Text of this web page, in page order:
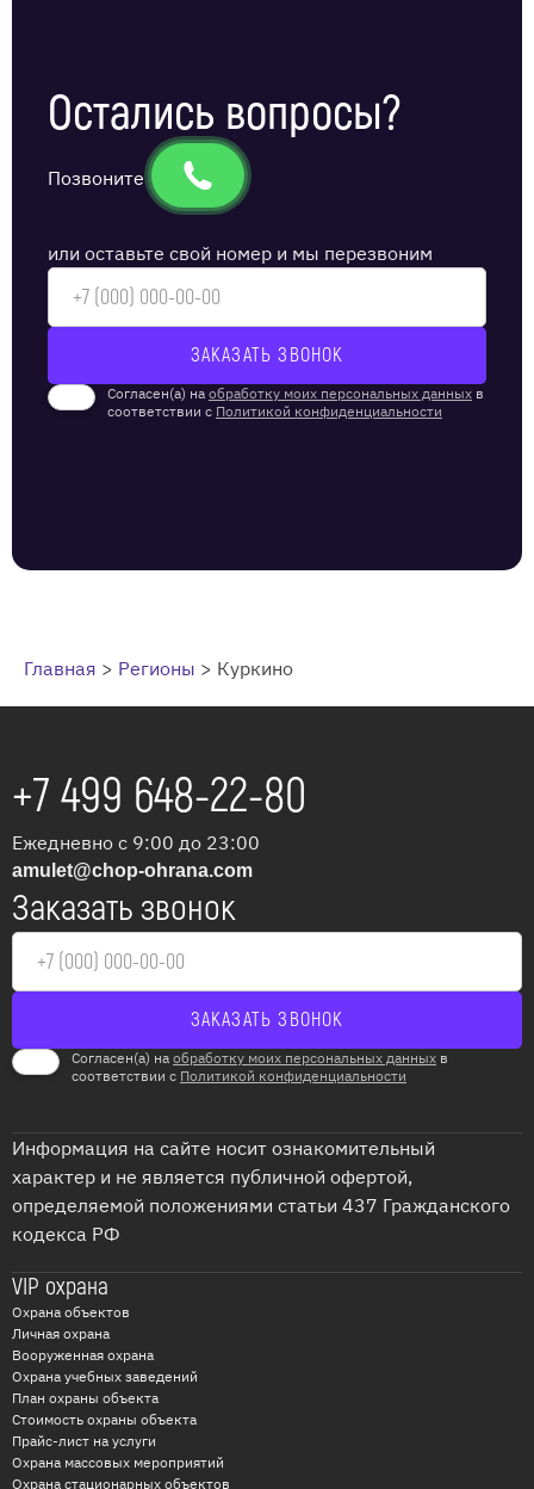
Остались вопросы?
Позвоните
или оставьте свой номер и мы перезвоним
Согласен(а) на обработку моих персональных данных в
соответствии с Политикой конфиденциальности
Главная > Регионы > Куркино
+7 499 648-22-80
Ежедневно с 9:00 до 23:00
amulet@chop-ohrana.com
Заказать звонок
Согласен(а) на обработку моих персональных данных в
соответствии с Политикой конфиденциальности
Информация на сайте носит ознакомительный
характер и не является публичной офертой,
определяемой положениями статьи 437 Гражданского
кодекса РФ
VIP охрана
Охрана объектов
Личная охрана
Вооруженная охрана
Охрана учебных заведений
План охраны объекта
Стоимость охраны объекта
Прайс-лист на услуги
Охрана массовых мероприятий
Охрана стационарных объектов